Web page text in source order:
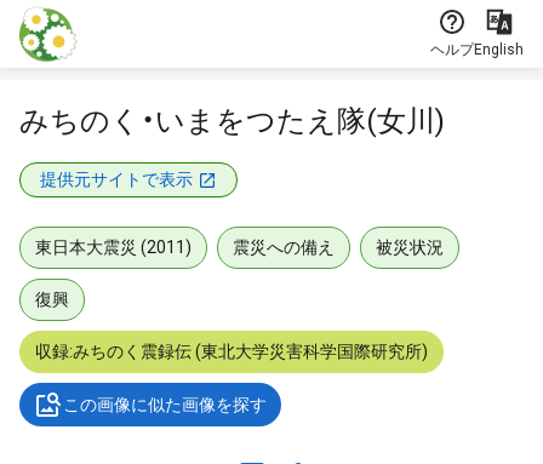
本文に飛ぶ
ヘルプEnglish
みちのく・いまをつたえ隊(女川)
提供元サイトで表示
東日本大震災 (2011) 震災への備え 被災状況
復興
収録:みちのく震録伝 (東北大学災害科学国際研究所)
この画像に似た画像を探す